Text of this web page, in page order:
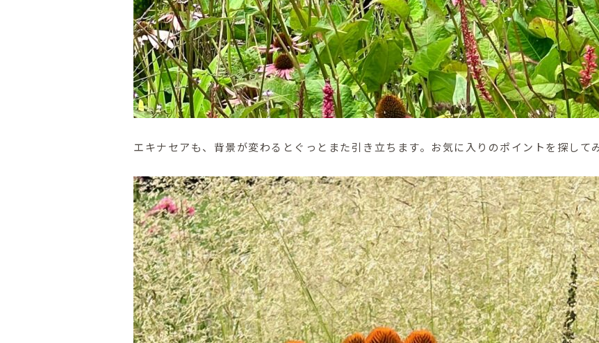
エキナセアも、背景が変わるとぐっとまた引き立ちます。お気に入りのポイントを探して